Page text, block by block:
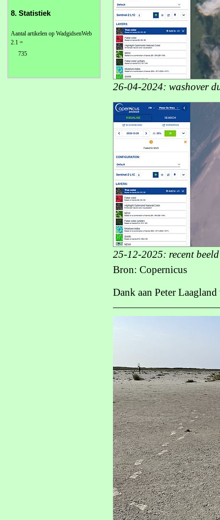
26-04-2024: washover
25-12-2025: recent
Bron: Copernicus
Dank aan Peter
8. Statistiek
Aantal artikelen op WadgidsenWeb
2.1 =
735